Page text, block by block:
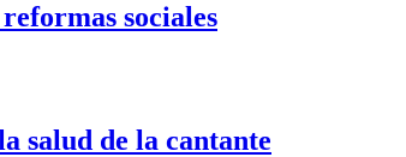
sociales
salud de la cantante